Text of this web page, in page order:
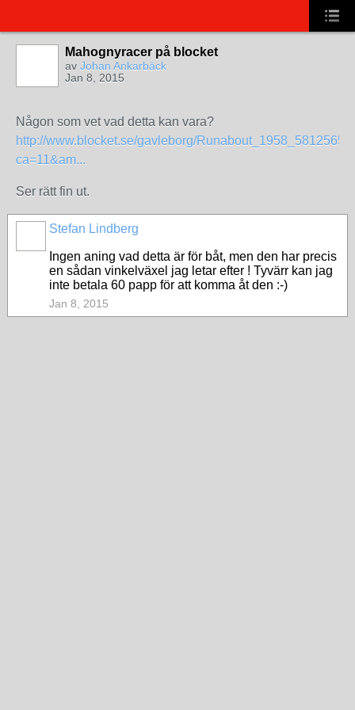
Mahognyracer på blocket
av Johan Ankarbäck
Jan 8, 2015
Någon som vet vad detta kan vara?
http://www.blocket.se/gavleborg/
ca=11&am...
Ser rätt fin ut.
Stefan Lindberg
Ingen aning vad detta är för båt, men den har precis
en sådan vinkelväxel jag letar efter ! Tyvärr kan jag
inte betala 60 papp för att komma åt den :-)
Jan 8, 2015